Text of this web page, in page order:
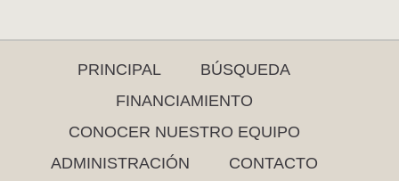
PRINCIPAL
BÚSQUEDA
FINANCIAMIENTO
CONOCER NUESTRO EQUIPO
ADMINISTRACIÓN
CONTACTO